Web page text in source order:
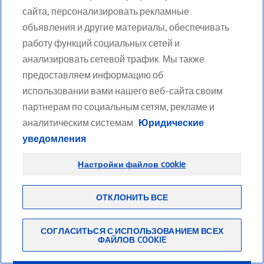
ПОЯСНИЧНЫЕ БАНДАЖИ И КОРСЕТЫ
ОРТЕЗЫ И ШИНЫ
КОМПРЕССИОННЫЙ ТРИКОТАЖ
ПЕРЕВЯЗОЧНЫЕ МАТЕРИАЛЫ И
MOBIDERM®
ИНДИВИДУАЛЬНАЯ
КОМПРЕССИОННАЯ ОДЕЖДА
ВСПОМОГАТЕЛЬНЫЕ ПРОДУКТЫ
ГРУДНЫЕ ПРОТЕЗЫ
Facebook
Footer
Партнерам
Карта сайта
сайта, персонализировать рекламные
объявления и другие материалы, обеспечивать
работу функций социальных сетей и
анализировать сетевой трафик. Мы также
предоставляем информацию об
использовании вами нашего веб-сайта своим
партнерам по социальным сетям, рекламе и
аналитическим системам. Юридические
уведомления
Настройки файлов cookie
ОТКЛОНИТЬ ВСЕ
СОГЛАСИТЬСЯ С ИСПОЛЬЗОВАНИЕМ ВСЕХ
ФАЙЛОВ COOKIE